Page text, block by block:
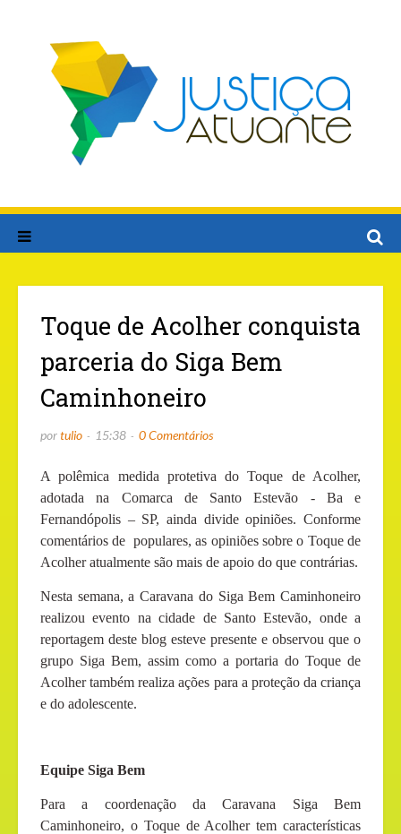
Toque de Acolher conquista
parceria do Siga Bem
Caminhoneiro
portulio 15:38 0 Comentários
A polêmica medida protetiva do Toque de Acolher,
adotada na Comarca de Santo Estevão - Ba e
Fernandópolis – SP, ainda divide opiniões. Conforme
comentários de populares, as opiniões sobre o Toque de
Acolher atualmente são mais de apoio do que contrárias.
Nesta semana, a Caravana do Siga Bem Caminhoneiro
realizou evento na cidade de Santo Estevão, onde a
reportagem deste blog esteve presente e observou que o
grupo Siga Bem, assim como a portaria do Toque de
Acolher também realiza ações para a proteção da criança
e do adolescente.
Equipe Siga Bem
Para a coordenação da Caravana Siga Bem
Caminhoneiro, o Toque de Acolher tem características